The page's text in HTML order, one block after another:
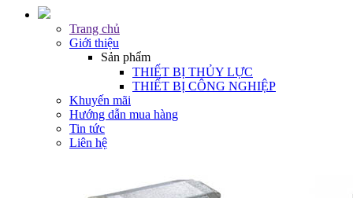
Trang chủ
Giới thiệu
Sản phẩm
THIẾT BỊ THỦY LỰC
THIẾT BỊ CÔNG NGHIỆP
Khuyến mãi
Hướng dẫn mua hàng
Tin tức
Liên hệ